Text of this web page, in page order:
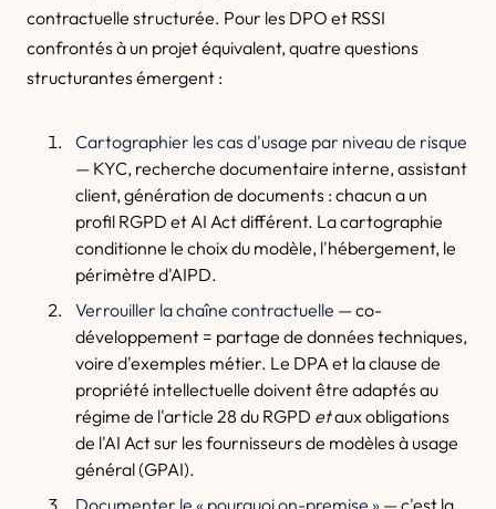
contractuelle structurée. Pour les DPO et RSSI
confrontés à un projet équivalent, quatre questions
structurantes émergent :
Cartographier les cas d'usage par niveau de risque
— KYC, recherche documentaire interne, assistant
client, génération de documents : chacun a un
profil RGPD et AI Act différent. La cartographie
conditionne le choix du modèle, l'hébergement, le
périmètre d'AIPD.
Verrouiller la chaîne contractuelle — co-
développement = partage de données techniques,
voire d'exemples métier. Le DPA et la clause de
propriété intellectuelle doivent être adaptés au
régime de l'article 28 du RGPD etaux obligations
de l'AI Act sur les fournisseurs de modèles à usage
général (GPAI).
Documenter le « pourquoi on-premise » — c'est la